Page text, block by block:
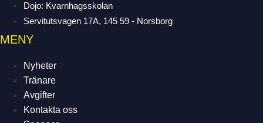
Dojo: Kvarnhagsskolan
Servitutsvagen 17A, 145 59 - Norsborg
MENY
Nyheter
Tränare
Avgifter
Kontakta oss